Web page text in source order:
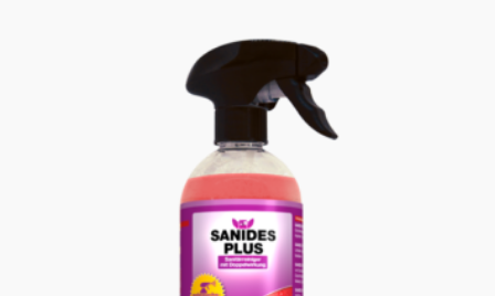
75,70 € 58,20 €.